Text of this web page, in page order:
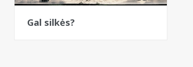
Gal silkės?